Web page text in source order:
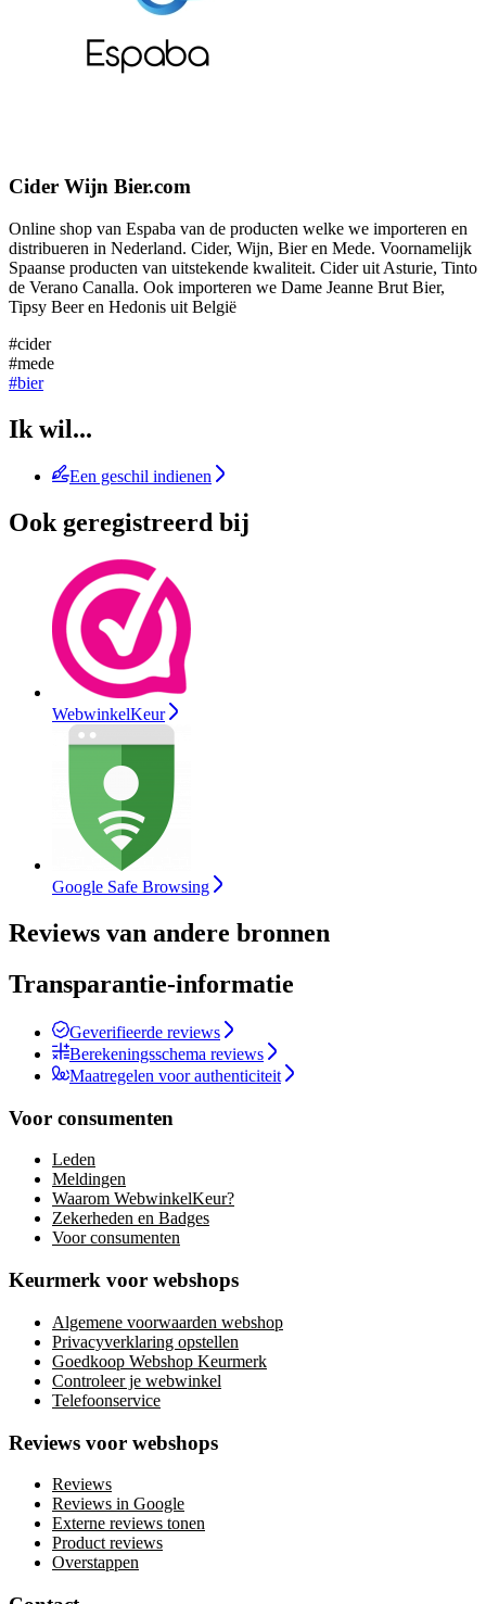
Cider Wijn Bier.com
Online shop van Espaba van de producten welke we importeren en
distribueren in Nederland. Cider, Wijn, Bier en Mede. Voornamelijk
Spaanse producten van uitstekende kwaliteit. Cider uit Asturie, Tinto
de Verano Canalla. Ook importeren we Dame Jeanne Brut Bier,
Tipsy Beer en Hedonis uit België
#cider
#mede
#bier
Ik wil...
Een geschil indienen
Ook geregistreerd bij
WebwinkelKeur
Google Safe Browsing
Reviews van andere bronnen
Transparantie-informatie
Geverifieerde reviews
Berekeningsschema reviews
Maatregelen voor authenticiteit
Voor consumenten
Leden
Meldingen
Waarom WebwinkelKeur?
Zekerheden en Badges
Voor consumenten
Keurmerk voor webshops
Algemene voorwaarden webshop
Privacyverklaring opstellen
Goedkoop Webshop Keurmerk
Controleer je webwinkel
Telefoonservice
Reviews voor webshops
Reviews
Reviews in Google
Externe reviews tonen
Product reviews
Overstappen